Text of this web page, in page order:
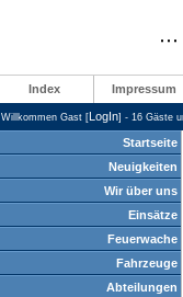
Index Impressum
Willkommen Gast [LogIn] - 16 Gäste
Startseite
Neuigkeiten
Wir über uns
Einsätze
Feuerwache
Fahrzeuge
Abteilungen